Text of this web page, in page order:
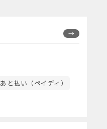
あと払い（ペイディ）